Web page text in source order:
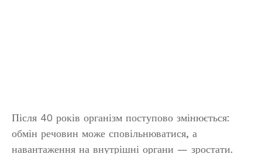
Після 40 років організм поступово змінюється:
обмін речовин може сповільнюватися, а
навантаження на внутрішні органи — зростати.